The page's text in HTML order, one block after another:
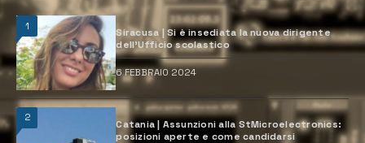
1
Siracusa | Si è insediata la nuova dirigente
dell’Ufficio scolastico
6 FEBBRAIO 2024
2
Catania | Assunzioni alla StMicroelectronics:
posizioni aperte e come candidarsi